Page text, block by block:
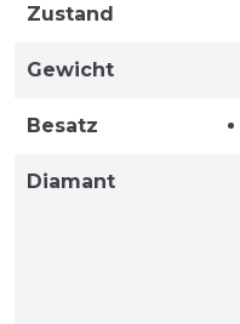
Zustand
Gewicht
Besatz
Diamant